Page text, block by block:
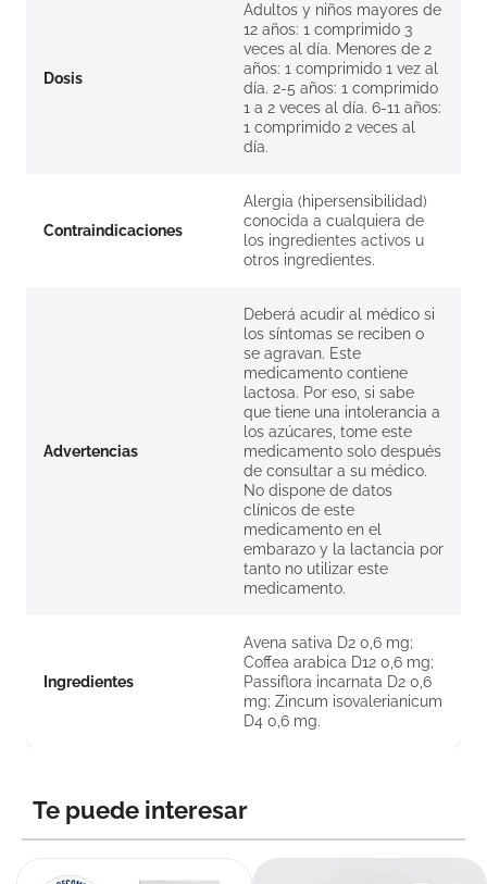
Dosis
Adultos y niños mayores de
12 años: 1 comprimido 3
veces al día. Menores de 2
años: 1 comprimido 1 vez al
día. 2-5 años: 1 comprimido
1 a 2 veces al día. 6-11 años:
1 comprimido 2 veces al
día.
Contraindicaciones
Alergia (hipersensibilidad)
conocida a cualquiera de
los ingredientes activos u
otros ingredientes.
Advertencias
Deberá acudir al médico si
los síntomas se reciben o
se agravan. Este
medicamento contiene
lactosa. Por eso, si sabe
que tiene una intolerancia a
los azúcares, tome este
medicamento solo después
de consultar a su médico.
No dispone de datos
clínicos de este
medicamento en el
embarazo y la lactancia por
tanto no utilizar este
medicamento.
Ingredientes
Avena sativa D2 0,6 mg;
Coffea arabica D12 0,6 mg;
Passiflora incarnata D2 0,6
mg; Zincum isovalerianicum
D4 0,6 mg.
Te puede interesar